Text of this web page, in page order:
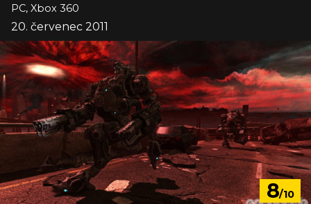
PC, Xbox 360
20. červenec 2011
8/10